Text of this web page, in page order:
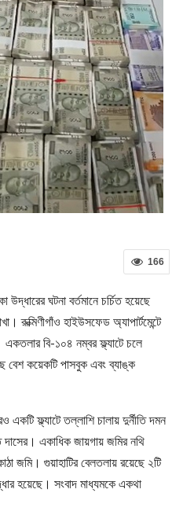
166
ঘটনা বর্তমানে চর্চিত হয়েছে
রূক্মিণীগাঁও হাইউসফেড অ্যাপার্টমেন্টে
একতলার বি-১০৪ নম্বর ফ্ল্যাটে চলে
বেশ কয়েকটি পাসবুক এবং ব্যাঙ্ক
ফ্ল্যাটে তল্লাশি চালায় দুর্নীতি দমন
দাসের। একাধিক জায়গায় জমির নথি
জমি। গুয়াহাটির বেলতলায় রয়েছে ২টি
হয়েছে। সংবাদ মাধ্যমকে একথা